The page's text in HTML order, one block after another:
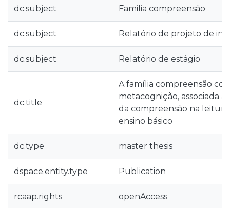
dc.subject Familia compreensão
dc.subject Relatório de projeto de
dc.subject Relatório de estágio
dc.title
A família compreensão
metacognição, associada
da compreensão na leitura
ensino básico
dc.type master thesis
dspace.entity.type Publication
rcaap.rights openAccess